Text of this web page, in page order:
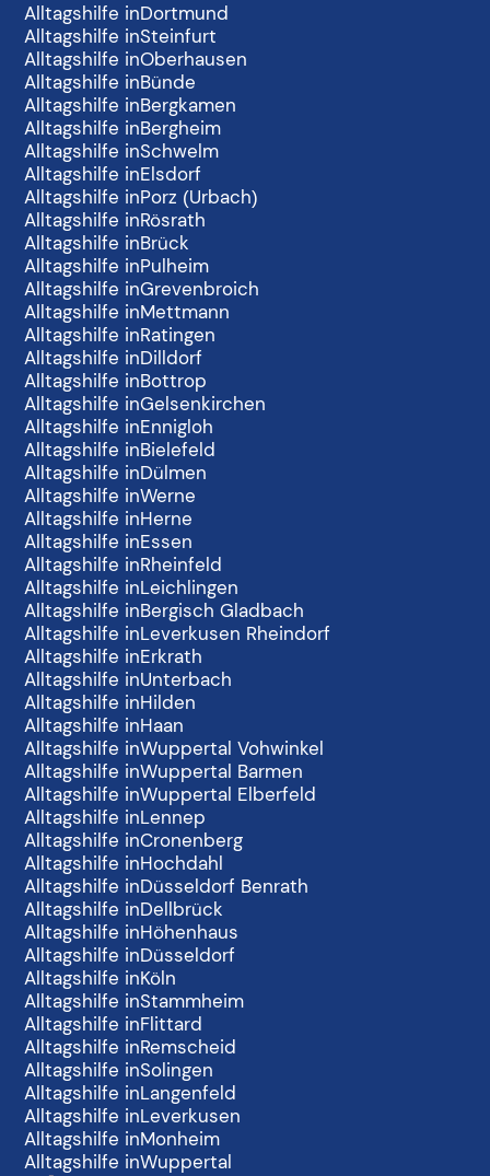
Alltagshilfe inDortmund
Alltagshilfe inSteinfurt
Alltagshilfe inOberhausen
Alltagshilfe inBünde
Alltagshilfe inBergkamen
Alltagshilfe inBergheim
Alltagshilfe inSchwelm
Alltagshilfe inElsdorf
Alltagshilfe inPorz (Urbach)
Alltagshilfe inRösrath
Alltagshilfe inBrück
Alltagshilfe inPulheim
Alltagshilfe inGrevenbroich
Alltagshilfe inMettmann
Alltagshilfe inRatingen
Alltagshilfe inDilldorf
Alltagshilfe inBottrop
Alltagshilfe inGelsenkirchen
Alltagshilfe inEnnigloh
Alltagshilfe inBielefeld
Alltagshilfe inDülmen
Alltagshilfe inWerne
Alltagshilfe inHerne
Alltagshilfe inEssen
Alltagshilfe inRheinfeld
Alltagshilfe inLeichlingen
Alltagshilfe inBergisch Gladbach
Alltagshilfe inLeverkusen Rheindorf
Alltagshilfe inErkrath
Alltagshilfe inUnterbach
Alltagshilfe inHilden
Alltagshilfe inHaan
Alltagshilfe inWuppertal Vohwinkel
Alltagshilfe inWuppertal Barmen
Alltagshilfe inWuppertal Elberfeld
Alltagshilfe inLennep
Alltagshilfe inCronenberg
Alltagshilfe inHochdahl
Alltagshilfe inDüsseldorf Benrath
Alltagshilfe inDellbrück
Alltagshilfe inHöhenhaus
Alltagshilfe inDüsseldorf
Alltagshilfe inKöln
Alltagshilfe inStammheim
Alltagshilfe inFlittard
Alltagshilfe inRemscheid
Alltagshilfe inSolingen
Alltagshilfe inLangenfeld
Alltagshilfe inLeverkusen
Alltagshilfe inMonheim
Alltagshilfe inWuppertal